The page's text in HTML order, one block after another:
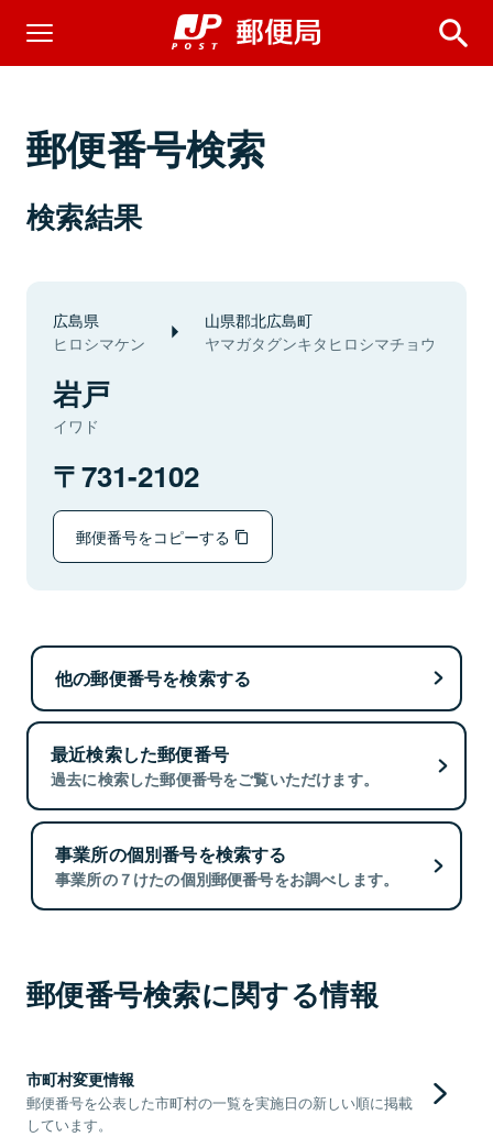
郵便番号検索
検索結果
広島県
ヒロシマケン
山県郡北広島町
ヤマガタグンキタヒロシマチョウ
岩戸
イワド
731-2102
郵便番号をコピーする
他の郵便番号を検索する
最近検索した郵便番号
過去に検索した郵便番号をご覧いただけます。
事業所の個別番号を検索する
事業所の７けたの個別郵便番号をお調べします。
郵便番号検索に関する情報
市町村変更情報
郵便番号を公表した市町村の一覧を実施日の新しい順に掲載
しています。